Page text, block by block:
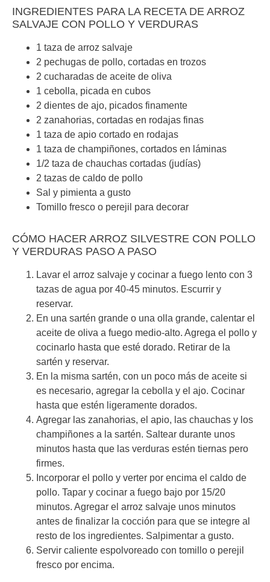
INGREDIENTES PARA LA RECETA DE ARROZ
SALVAJE CON POLLO Y VERDURAS
1 taza de arroz salvaje
2 pechugas de pollo, cortadas en trozos
2 cucharadas de aceite de oliva
1 cebolla, picada en cubos
2 dientes de ajo, picados finamente
2 zanahorias, cortadas en rodajas finas
1 taza de apio cortado en rodajas
1 taza de champiñones, cortados en láminas
1/2 taza de chauchas cortadas (judías)
2 tazas de caldo de pollo
Sal y pimienta a gusto
Tomillo fresco o perejil para decorar
CÓMO HACER ARROZ SILVESTRE CON POLLO
Y VERDURAS PASO A PASO
Lavar el arroz salvaje y cocinar a fuego lento con 3
tazas de agua por 40-45 minutos. Escurrir y
reservar.
En una sartén grande o una olla grande, calentar el
aceite de oliva a fuego medio-alto. Agrega el pollo y
cocinarlo hasta que esté dorado. Retirar de la
sartén y reservar.
En la misma sartén, con un poco más de aceite si
es necesario, agregar la cebolla y el ajo. Cocinar
hasta que estén ligeramente dorados.
Agregar las zanahorias, el apio, las chauchas y los
champiñones a la sartén. Saltear durante unos
minutos hasta que las verduras estén tiernas pero
firmes.
Incorporar el pollo y verter por encima el caldo de
pollo. Tapar y cocinar a fuego bajo por 15/20
minutos. Agregar el arroz salvaje unos minutos
antes de finalizar la cocción para que se integre al
resto de los ingredientes. Salpimentar a gusto.
Servir caliente espolvoreado con tomillo o perejil
fresco por encima.